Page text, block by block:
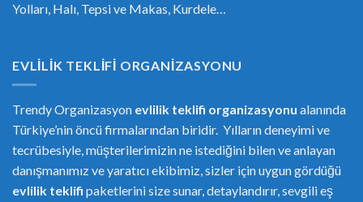
Yolları, Halı, Tepsi ve Makas, Kurdele…
EVLILIK TEKLIFI ORGANIZASYONU
Trendy Organizasyon evlilik teklifi organizasyonu alanında
Türkiye’nin öncü firmalarından biridir. Yılların deneyimi ve
tecrübesiyle, müşterilerimizin ne istediğini bilen ve anlayan
danışmanımız ve yaratıcı ekibimiz, sizler için uygun gördüğü
evlilik teklifi paketlerini size sunar, detaylandırır, sevgili eş